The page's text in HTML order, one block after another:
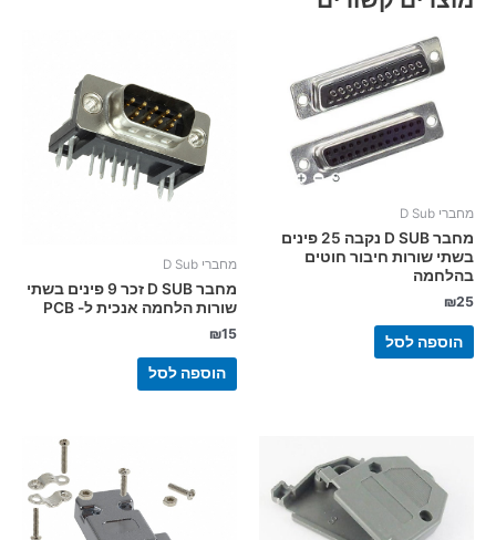
מחברי D Sub
מחבר D SUB נקבה 25 פינים
בשתי שורות חיבור חוטים
בהלחמה
₪25
הוספה לסל
מחברי D Sub
מחבר D SUB זכר 9 פינים בשתי
שורות הלחמה אנכית ל- PCB
₪15
הוספה לסל